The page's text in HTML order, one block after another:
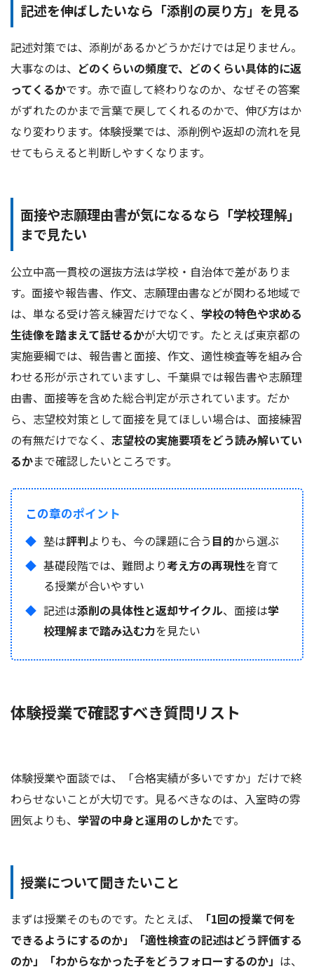
記述を伸ばしたいなら「添削の戻り方」を見る
記述対策では、添削があるかどうかだけでは足りません。
大事なのは、 どのくらいの頻度で、どのくらい具体的に返
ってくるかです。赤で直して終わりなのか、なぜその答案
がずれたのかまで言葉で戻してくれるのかで、伸び方はか
なり変わります。体験授業では、添削例や返却の流れを見
せてもらえると判断しやすくなります。
面接や志願理由書が気になるなら「学校理解」
まで見たい
公立中高一貫校の選抜方法は学校・自治体で差がありま
す。面接や報告書、作文、志願理由書などが関わる地域で
は、単なる受け答え練習だけでなく、 学校の特色や求める
生徒像を踏まえて話せるかが大切です。たとえば東京都の
実施要綱では、報告書と面接、作文、適性検査等を組み合
わせる形が示されていますし、千葉県では報告書や志願理
由書、面接等を含めた総合判定が示されています。だか
ら、志望校対策として面接を見てほしい場合は、面接練習
の有無だけでなく、 志望校の実施要項をどう読み解いてい
るかまで確認したいところです。
この章のポイント
塾は評判よりも、今の課題に合う 目的から選ぶ
基礎段階では、難問より考え方の再現性を育て
る授業が合いやすい
記述は添削の具体性と返却サイクル、面接は学
校理解まで踏み込む力を見たい
体験授業で確認すべき質問リスト
体験授業や面談では、「合格実績が多いですか」だけで終
わらせないことが大切です。見るべきなのは、入室時の雰
囲気よりも、 学習の中身と運用のしかたです。
授業について聞きたいこと
まずは授業そのものです。たとえば、
「1回の授業で何を
できるようにするのか」「適性検査の記述はどう評価する
のか」「わからなかった子をどうフォローするのか」 は、